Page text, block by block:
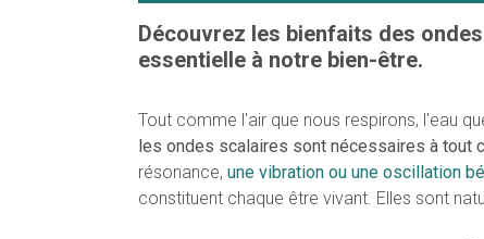
Découvrez les bienfaits des
essentielle à notre bien-être.
Tout comme l'air que nous respirons, l'eau
les ondes scalaires sont nécessaires à tout
résonance, une vibration ou une oscillation
constituent chaque être vivant. Elles sont